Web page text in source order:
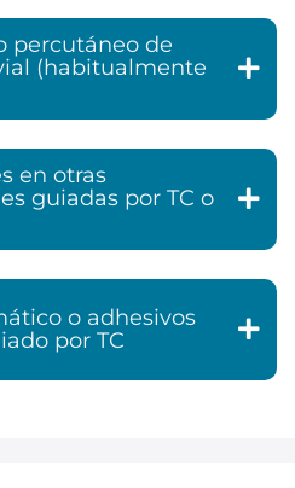
percutáneo de
(habitualmente
en otras
guiadas por TC o
o adhesivos
por TC